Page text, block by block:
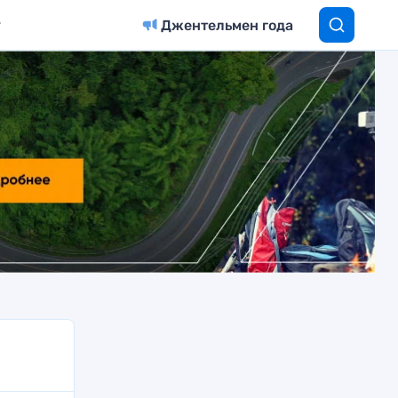
Джентельмен года